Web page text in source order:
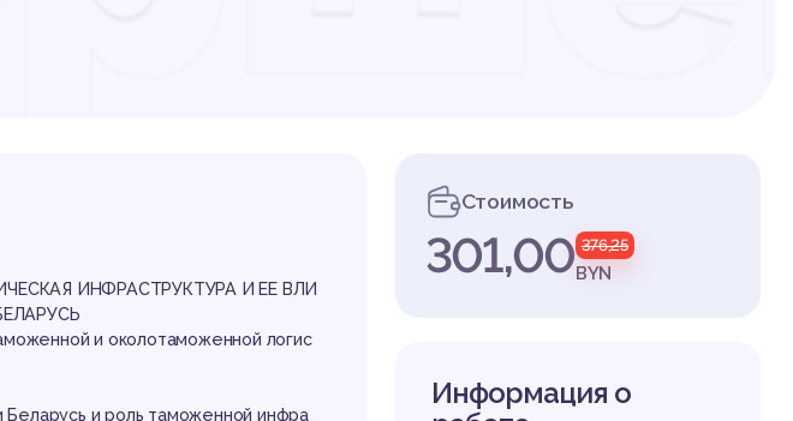
ИНФРАСТРУКТУРА И ЕЕ ВЛИ
и околотаможенной логис
Беларусь и роль таможенной инфра
Стоимость
301,00 376,25
BYN
Информация о